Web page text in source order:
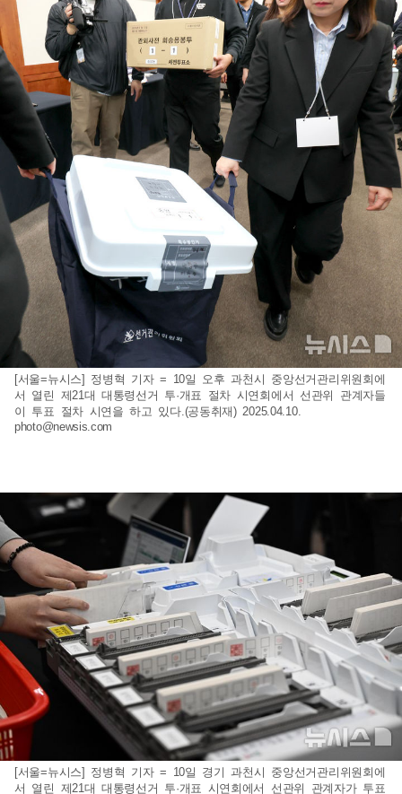
[서울=뉴시스] 정병혁 기자 = 10일 오후 과천시 중앙선거관리위원회에
서 열린 제21대 대통령선거 투·개표 절차 시연회에서 선관위 관계자들
이 투표 절차 시연을 하고 있다.(공동취재) 2025.04.10.
photo@newsis.com
[서울=뉴시스] 정병혁 기자 = 10일 경기 과천시 중앙선거관리위원회에
서 열린 제21대 대통령선거 투·개표 시연회에서 선관위 관계자가 투표